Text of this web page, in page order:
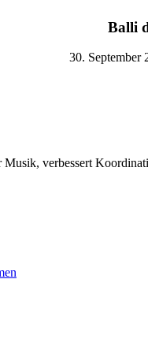
Balli
30. September
Musik, verbessert